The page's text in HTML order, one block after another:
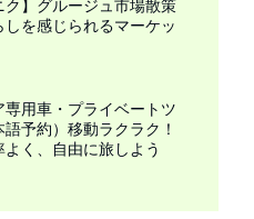
ク】グルージュ市場散策
しを感じられるマーケッ
専用車・プライベートツ
予約）移動ラクラク！
く、自由に旅しよう